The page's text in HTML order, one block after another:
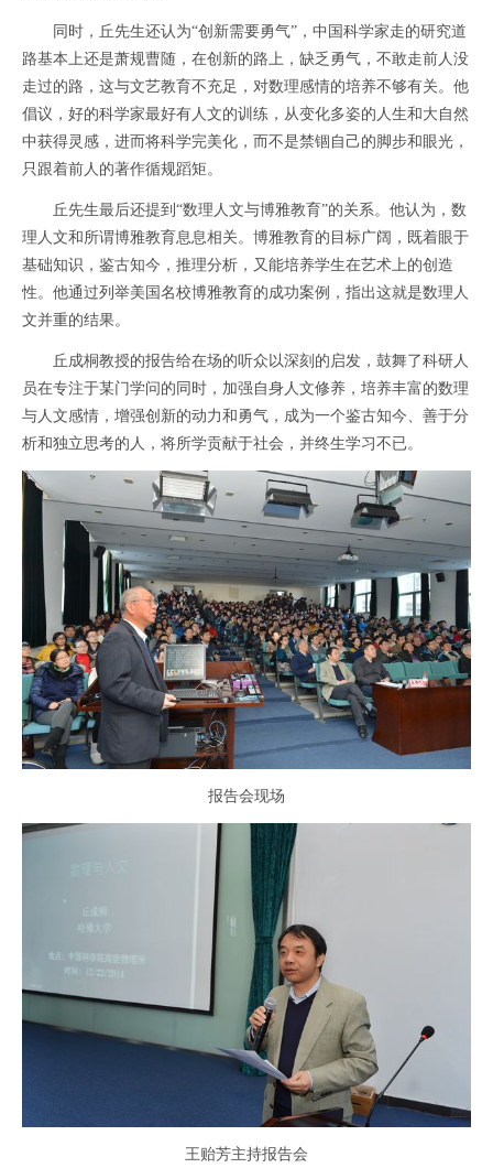
同时，丘先生还认为“创新需要勇气”，中国科学家走的研究道
路基本上还是萧规曹随，在创新的路上，缺乏勇气，不敢走前人没
走过的路，这与文艺教育不充足，对数理感情的培养不够有关。他
倡议，好的科学家最好有人文的训练，从变化多姿的人生和大自然
中获得灵感，进而将科学完美化，而不是禁锢自己的脚步和眼光，
只跟着前人的著作循规蹈矩。
丘先生最后还提到“数理人文与博雅教育”的关系。他认为，数
理人文和所谓博雅教育息息相关。博雅教育的目标广阔，既着眼于
基础知识，鉴古知今，推理分析，又能培养学生在艺术上的创造
性。他通过列举美国名校博雅教育的成功案例，指出这就是数理人
文并重的结果。
丘成桐教授的报告给在场的听众以深刻的启发，鼓舞了科研人
员在专注于某门学问的同时，加强自身人文修养，培养丰富的数理
与人文感情，增强创新的动力和勇气，成为一个鉴古知今、善于分
析和独立思考的人，将所学贡献于社会，并终生学习不已。
报告会现场
王贻芳主持报告会